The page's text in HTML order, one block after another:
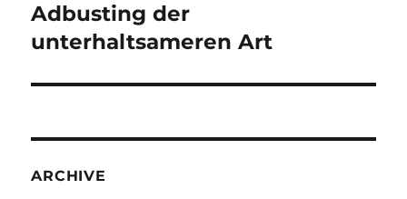
Next
post:
Adbusting der
unterhaltsameren Art
ARCHIVE